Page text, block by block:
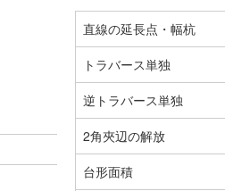
直線の延長点・幅杭
トラバース単独
逆トラバース単独
2角夾辺の解放
台形面積